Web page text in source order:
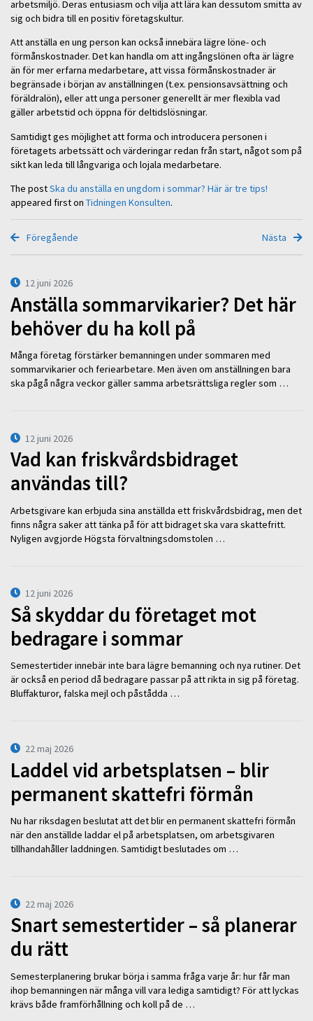
arbetsmiljö. Deras entusiasm och vilja att lära kan dessutom smitta av
sig och bidra till en positiv företagskultur.
Att anställa en ung person kan också innebära lägre löne- och
förmånskostnader. Det kan handla om att ingångslönen ofta är lägre
än för mer erfarna medarbetare, att vissa förmånskostnader är
begränsade i början av anställningen (t.ex. pensionsavsättning och
föräldralön), eller att unga personer generellt är mer flexibla vad
gäller arbetstid och öppna för deltidslösningar.
Samtidigt ges möjlighet att forma och introducera personen i
företagets arbetssätt och värderingar redan från start, något som på
sikt kan leda till långvariga och lojala medarbetare.
The postSka du anställa en ungdom i sommar? Här är tre tips!
appeared first on Tidningen Konsulten.
Föregående Nästa
12 juni 2026
Anställa sommarvikarier? Det här
behöver du ha koll på
Många företag förstärker bemanningen under sommaren med
sommarvikarier och feriearbetare. Men även om anställningen bara
ska pågå några veckor gäller samma arbetsrättsliga regler som …
12 juni 2026
Vad kan friskvårdsbidraget
användas till?
Arbetsgivare kan erbjuda sina anställda ett friskvårdsbidrag, men det
finns några saker att tänka på för att bidraget ska vara skattefritt.
Nyligen avgjorde Högsta förvaltningsdomstolen …
12 juni 2026
Så skyddar du företaget mot
bedragare i sommar
Semestertider innebär inte bara lägre bemanning och nya rutiner. Det
är också en period då bedragare passar på att rikta in sig på företag.
Bluffakturor, falska mejl och påstådda …
22 maj 2026
Laddel vid arbetsplatsen – blir
permanent skattefri förmån
Nu har riksdagen beslutat att det blir en permanent skattefri förmån
när den anställde laddar el på arbetsplatsen, om arbetsgivaren
tillhandahåller laddningen. Samtidigt beslutades om …
22 maj 2026
Snart semestertider – så planerar
du rätt
Semesterplanering brukar börja i samma fråga varje år: hur får man
ihop bemanningen när många vill vara lediga samtidigt? För att lyckas
krävs både framförhållning och koll på de …